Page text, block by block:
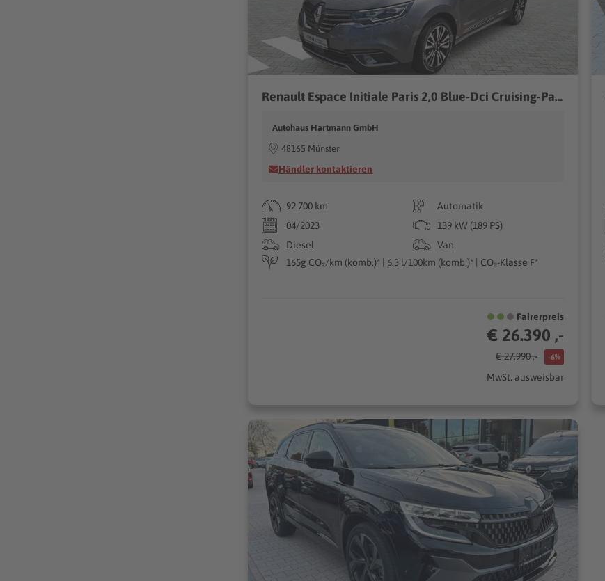
Renault Espace Initiale Paris 2,0 Blue-Dci Cruising-Pak.
Autohaus Hartmann GmbH
48165 Münster
Händler kontaktieren
92.700 km
Automatik
04/2023
139 kW (189 PS)
Diesel
Van
165g CO₂/km (komb.)* | 6.3 l/100km (komb.)* | CO₂-Klasse F*
Fairerpreis
€ 26.390 ,-
€ 27.990 ,- -6%
MwSt. ausweisbar